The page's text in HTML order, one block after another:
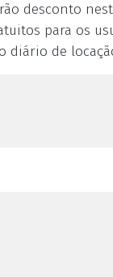
desconto
para os
diário de